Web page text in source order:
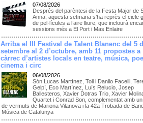
07/08/2026
Després del parèntesi de la Festa Major de
Anna, aquesta setmana s’ha reprès el cicle
de pel·lícules a l’aire lliure, que inclourà
sessions més a El Port i Mas Enlaire
Arriba el III Festival de Talent Blanenc del 5
setembre al 2 d’octubre, amb 11 propostes a
càrrec d’artistes locals en teatre, música,
cinema i circ
06/08/2026
Són Lucas Martínez, Toli i Danilo Facelli,
Gelpí, Eco Martínez, Luís Relucio, Josep
Ballesteros, Xavier Dotras Trio, Xavier
Quartet i Conrad Son, complementat amb
de vermuts de Mariona Vilanova i la 42a Trobada de
Música de Catalunya